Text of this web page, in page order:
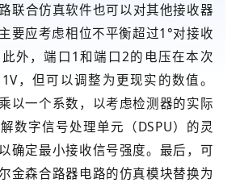
联合仿真软件也可以对其他接收器
要应考虑相位不平衡超过1°对接收
外，端口1和端口2的电压在本次
，但可以调整为更现实的数值。
以一个系数，以考虑检测器的实际
数字信号处理单元（DSPU）的灵
确定最小接收信号强度。最后，可
金森合路器电路的仿真模块替换为